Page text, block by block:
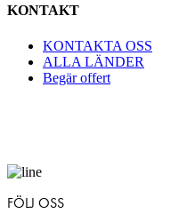
KONTAKT
KONTAKTA OSS
ALLA LÄNDER
Begär offert
FÖLJ OSS